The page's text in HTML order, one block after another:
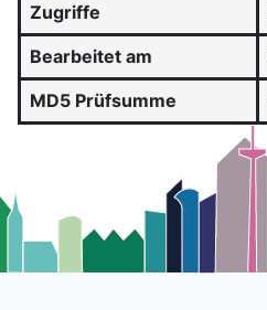
Zugriffe
Bearbeitet am
MD5 Prüfsumme